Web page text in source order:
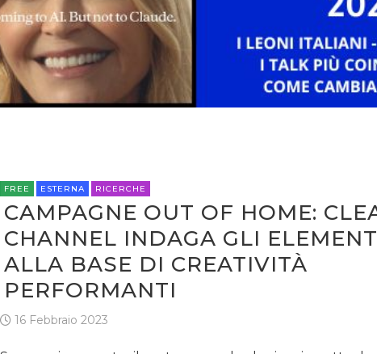
FREE ESTERNA RICERCHE
CAMPAGNE OUT OF HOME:
CHANNEL INDAGA GLI
ALLA BASE DI CREATIVITÀ
PERFORMANTI
16 Febbraio 2023